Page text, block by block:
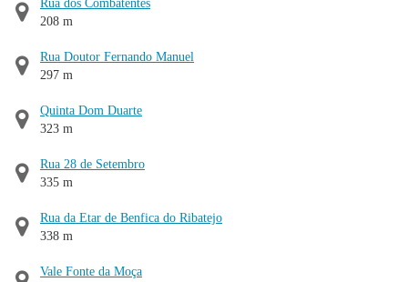
Rua dos Combatentes
208 m
Rua Doutor Fernando Manuel
297 m
Quinta Dom Duarte
323 m
Rua 28 de Setembro
335 m
Rua da Etar de Benfica do Ribatejo
338 m
Vale Fonte da Moça